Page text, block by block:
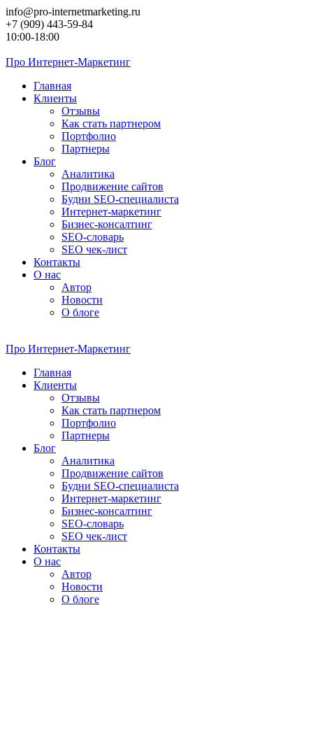
Перейти
к
контенту
info@pro-internetmarketing.ru
+7 (909) 443-59-84
10:00-18:00
Про Интернет-Маркетинг
Главная
Клиенты
Отзывы
Как стать партнером
Портфолио
Партнеры
Блог
Аналитика
Продвижение сайтов
Будни SEO-специалиста
Интернет-маркетинг
Бизнес-консалтинг
SEO-словарь
SEO чек-лист
Контакты
О нас
Автор
Новости
О блоге
Про Интернет-Маркетинг
Главная
Клиенты
Отзывы
Как стать партнером
Портфолио
Партнеры
Блог
Аналитика
Продвижение сайтов
Будни SEO-специалиста
Интернет-маркетинг
Бизнес-консалтинг
SEO-словарь
SEO чек-лист
Контакты
О нас
Автор
Новости
О блоге